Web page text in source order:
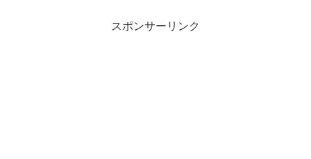
スポンサーリンク